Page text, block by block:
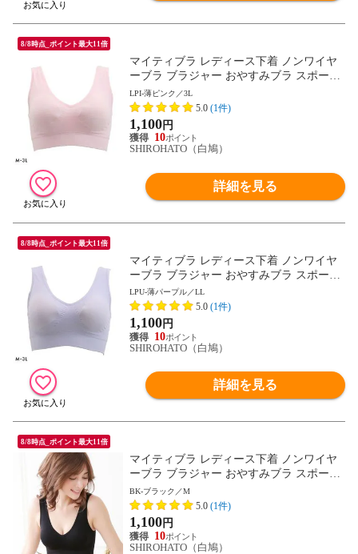
8/8時点_ポイント最大11倍
マイティブラ レディース下着 ノンワイヤ
ーブラ ブラジャー おやすみブラ スポーツ
ブラ ワイヤレスブラ ナイトブラ
LPI-薄ピンク／3L
5.0 (1件)
1,100円
10
SHIROHATO（白鳩）
詳細を見る
8/8時点_ポイント最大11倍
マイティブラ レディース下着 ノンワイヤ
ーブラ ブラジャー おやすみブラ スポーツ
ブラ ワイヤレスブラ ナイトブラ
LPU-薄パープル／LL
5.0 (1件)
1,100円
10
SHIROHATO（白鳩）
詳細を見る
8/8時点_ポイント最大11倍
マイティブラ レディース下着 ノンワイヤ
ーブラ ブラジャー おやすみブラ スポーツ
ブラ ワイヤレスブラ ナイトブラ
BK-ブラック／M
5.0 (1件)
1,100円
10
SHIROHATO（白鳩）